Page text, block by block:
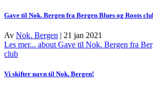
Gave til Nok. Bergen fra Bergen Blues og Roots
Av Nok. Bergen | 21 jan 2021
Les mer... about Gave til Nok. Bergen fra
club
Vi skifter navn til Nok. Bergen!